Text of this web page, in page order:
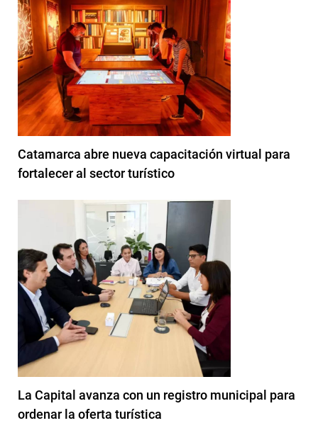
Catamarca abre nueva capacitación virtual para
fortalecer al sector turístico
La Capital avanza con un registro municipal para
ordenar la oferta turística